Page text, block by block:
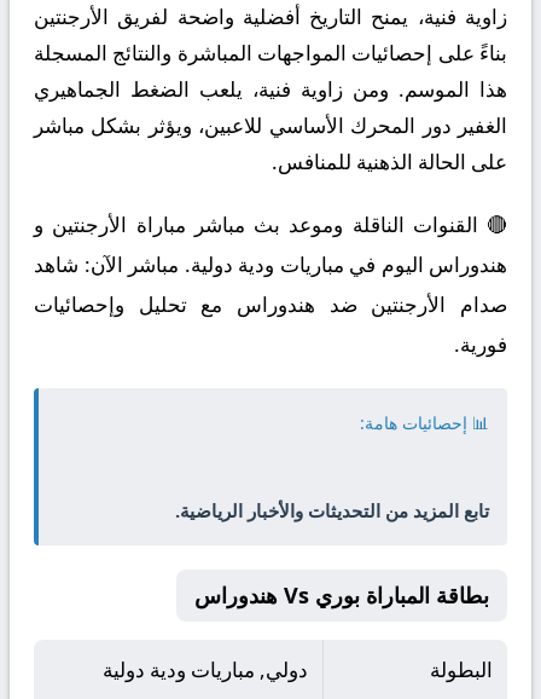
زاوية فنية، يمنح التاريخ أفضلية واضحة لفريق الأرجنتين
بناءً على إحصائيات المواجهات المباشرة والنتائج المسجلة
هذا الموسم. ومن زاوية فنية، يلعب الضغط الجماهيري
الغفير دور المحرك الأساسي للاعبين، ويؤثر بشكل مباشر
على الحالة الذهنية للمنافس.
🔴 القنوات الناقلة وموعد بث مباشر مباراة الأرجنتين و
هندوراس اليوم في مباريات ودية دولية. مباشر الآن: شاهد
صدام الأرجنتين ضد هندوراس مع تحليل وإحصائيات
فورية.
📊 إحصائيات هامة:
تابع المزيد من التحديثات والأخبار الرياضية.
بطاقة المباراة بوري Vs هندوراس
البطولة دولي, مباريات ودية دولية